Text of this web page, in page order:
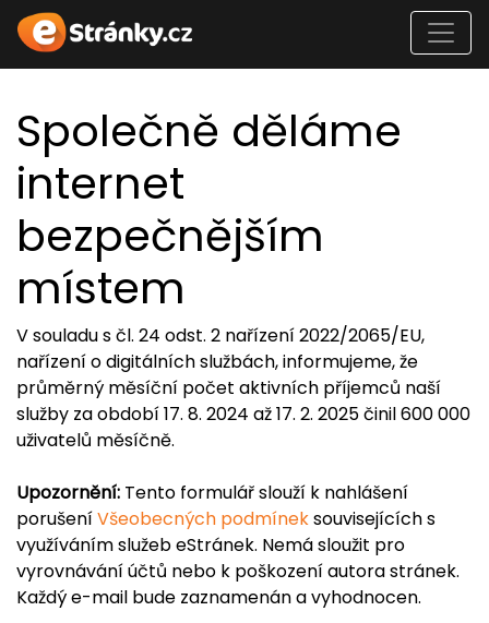
Společně děláme
internet
bezpečnějším
místem
V souladu s čl. 24 odst. 2 nařízení 2022/2065/EU,
nařízení o digitálních službách, informujeme, že
průměrný měsíční počet aktivních příjemců naší
služby za období 17. 8. 2024 až 17. 2. 2025 činil 600 000
uživatelů měsíčně.
Upozornění: Tento formulář slouží k nahlášení
porušeníVšeobecných podmíneksouvisejících s
využíváním služeb eStránek. Nemá sloužit pro
vyrovnávání účtů nebo k poškození autora stránek.
Každý e-mail bude zaznamenán a vyhodnocen.